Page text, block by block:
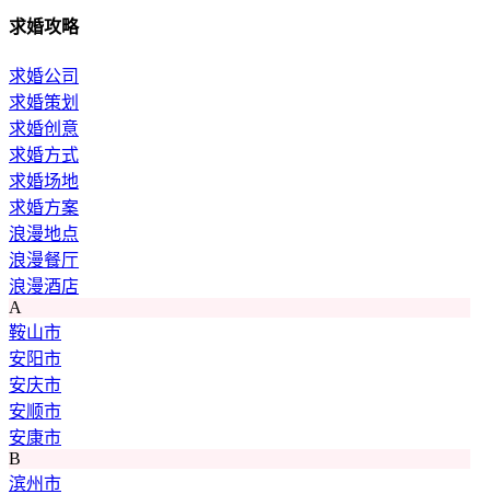
求婚攻略
求婚公司
求婚策划
求婚创意
求婚方式
求婚场地
求婚方案
浪漫地点
浪漫餐厅
浪漫酒店
A
鞍山市
安阳市
安庆市
安顺市
安康市
B
滨州市